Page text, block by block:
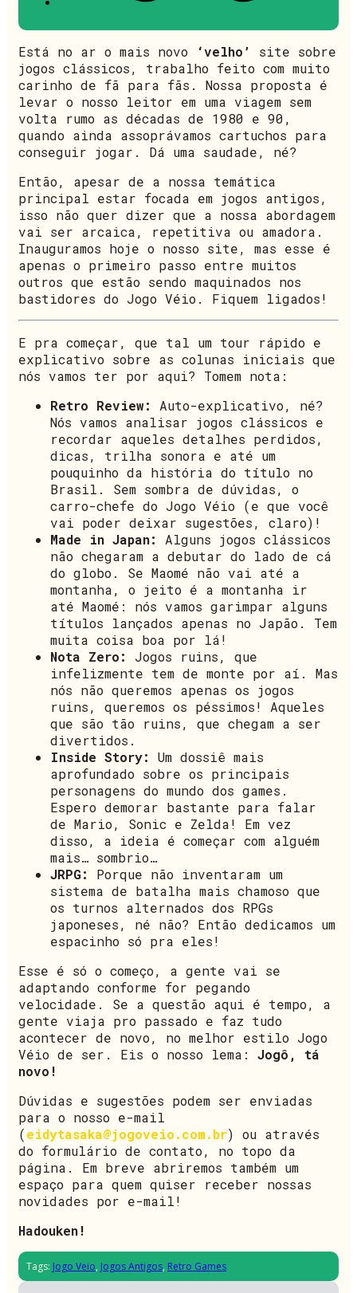
Está no ar o mais novo ‘velho’
site sobre
jogos clássicos, trabalho feito com muito
carinho de fã para fãs. Nossa proposta é
levar o nosso leitor em uma viagem sem
volta rumo as décadas de 1980 e 90,
quando ainda assoprávamos cartuchos para
conseguir jogar. Dá uma saudade, né?
Então, apesar de a nossa temática
principal estar focada em jogos antigos,
isso não quer dizer que a nossa abordagem
vai ser arcaica, repetitiva ou amadora.
Inauguramos hoje o nosso site, mas esse é
apenas o primeiro passo entre muitos
outros que estão sendo maquinados nos
bastidores do Jogo Véio. Fiquem ligados!
E pra começar, que tal um tour rápido e
explicativo sobre as colunas iniciais que
nós vamos ter por aqui? Tomem nota:
Retro Review:
Auto-explicativo, né?
Nós vamos analisar jogos clássicos e
recordar aqueles detalhes perdidos,
dicas, trilha sonora e até um
pouquinho da história do título no
Brasil. Sem sombra de dúvidas, o
carro-chefe do Jogo Véio (e que você
vai poder deixar sugestões, claro)!
Made in Japan:
Alguns jogos clássicos
não chegaram a debutar do lado de cá
do globo. Se Maomé não vai até a
montanha, o jeito é a montanha ir
até Maomé: nós vamos garimpar alguns
títulos lançados apenas no Japão. Tem
muita coisa boa por lá!
Nota Zero:
Jogos ruins, que
infelizmente tem de monte por aí. Mas
nós não queremos apenas os jogos
ruins, queremos os péssimos! Aqueles
que são tão ruins, que chegam a ser
divertidos.
Inside Story:
Um dossiê mais
aprofundado sobre os principais
personagens do mundo dos games.
Espero demorar bastante para falar
de Mario, Sonic e Zelda! Em vez
disso, a ideia é começar com alguém
mais… sombrio…
JRPG:
Porque não inventaram um
sistema de batalha mais chamoso que
os turnos alternados dos RPGs
japoneses, né não? Então dedicamos um
espacinho só pra eles!
Esse é só o começo, a gente vai se
adaptando conforme for pegando
velocidade. Se a questão aqui é tempo, a
gente viaja pro passado e faz tudo
acontecer de novo, no melhor estilo Jogo
Véio de ser. Eis o nosso lema: Jogô, tá
novo!
Dúvidas e sugestões podem ser enviadas
para o nosso e-mail
(eidytasaka@jogoveio.com.br) ou através
do formulário de contato, no topo da
página. Em breve abriremos também um
espaço para quem quiser receber nossas
novidades por e-mail!
Hadouken!
Tags: Jogo Veio, Jogos Antigos, Retro Games